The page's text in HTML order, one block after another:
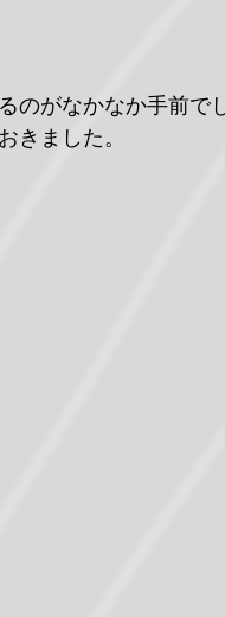
がなかなか手前でし
きました。